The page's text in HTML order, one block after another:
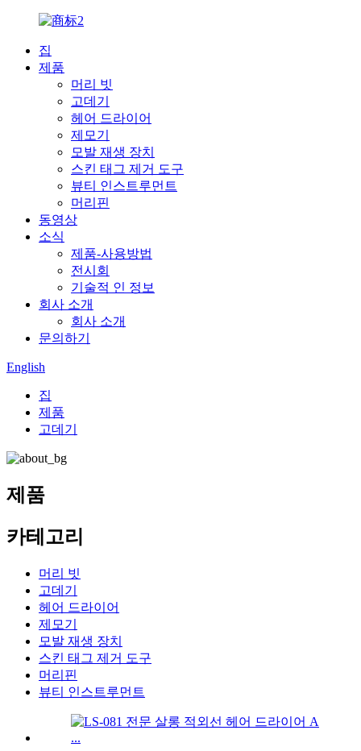
집
제품
머리 빗
고데기
헤어 드라이어
제모기
모발 재생 장치
스킨 태그 제거 도구
뷰티 인스트루먼트
머리핀
동영상
소식
제품-사용방법
전시회
기술적 인 정보
회사 소개
회사 소개
문의하기
English
집
제품
고데기
제품
카테고리
머리 빗
고데기
헤어 드라이어
제모기
모발 재생 장치
스킨 태그 제거 도구
머리핀
뷰티 인스트루먼트